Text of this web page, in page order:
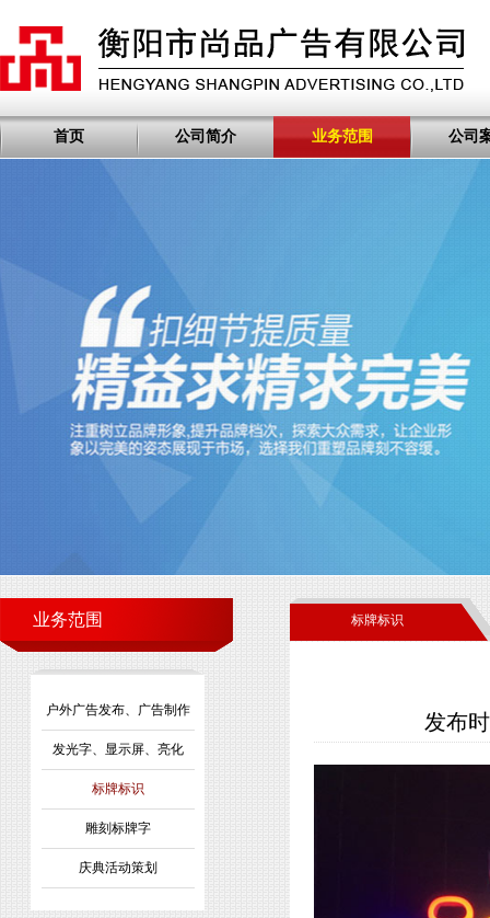
首页 公司简介 业务范围 公司
业务范围
户外广告发布、广告制作
发光字、显示屏、亮化
标牌标识
雕刻标牌字
庆典活动策划
标牌标识
发布